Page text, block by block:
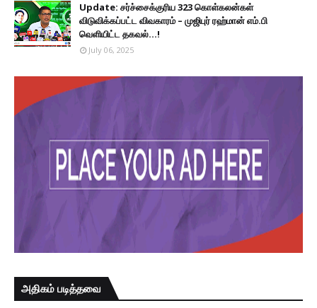
Update: சர்ச்சைக்குரிய 323 கொள்கலன்கள்
விடுவிக்கப்பட்ட விவகாரம் – முஜிபுர் ரஹ்மான் எம்.பி
வெளியிட்ட தகவல்...!
July 06, 2025
அதிகம் படித்தவை